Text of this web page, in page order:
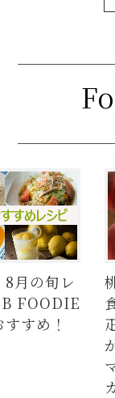
旬レ
め！
桃
食べ
疋
が
マ
カ